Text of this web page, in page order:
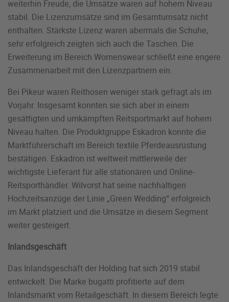
weiterhin Freude, die Umsätze waren auf hohem Niveau
stabil. Die Lizenzumsätze sind im Gesamtumsatz nicht
enthalten. Stärkste Lizenz waren abermals die Schuhe,
sehr erfolgreich zeigten sich auch die Taschen. Die
Erweiterung im Bereich Womenswear schließt eine engere
Zusammenarbeit mit den Lizenzpartnern ein.
Bei Pikeur waren Reithosen weniger stark gefragt als im
Vorjahr. Insgesamt konnten sie sich aber in einem
gesättigten und umkämpften Reitsportmarkt auf hohem
Niveau halten. Die Produktgruppe Eskadron konnte die
Marktführerschaft im Bereich textile Pferdeausrüstung
bestätigen. Eskadron ist weltweit mittlerweile der
wichtigste Lieferant für alle stationären und Online-
Reitsporthändler. Wilvorst hat seine nachhaltigen
Hochzeitsanzüge der Linie „Green Wedding“ erfolgreich
im Markt platziert und die Umsätze in diesem Segment
weiter gesteigert.
Inlandsgeschäft
Das Inlandsgeschäft der Holding hat sich 2019 stabil
entwickelt. Die Marke bugatti profitierte auf dem
Inlandsmarkt vom Retailgeschäft. In diesem Bereich legte